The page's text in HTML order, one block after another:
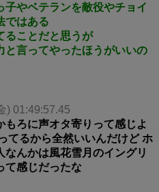
やベテランを敵役やチョイ
ではある
ることだと思うが
と言ってやったほうがいいの
) 01:49:57.45
ろに声オタ寄りって感じよ
てるから全然いいんだけど ホ
んかは風花雪月のイングリ
て感じだったな